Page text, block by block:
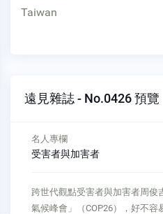
Taiwan
遠見雜誌 - No.0426 預覽
名人專欄
受害者與加害者
跨世代觀點受害者與加害者周俊
氣候峰會」（COP26），好不容